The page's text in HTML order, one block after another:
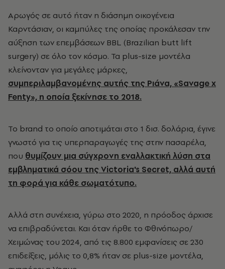
Αρωγός σε αυτό ήταν η διάσημη οικογένεια
Καρντάσιαν, οι καμπύλες της οποίας προκάλεσαν την
αύξηση των επεμβάσεων BBL (Brazilian butt lift
surgery) σε όλο τον κόσμο. Τα plus-size μοντέλα
κλείνονταν για μεγάλες μάρκες,
συμπεριλαμβανομένης αυτής της Ριάνα, «Savage x
Fenty», η οποία ξεκίνησε το 2018.
Το brand το οποίο αποτιμάται στο 1 δισ. δολάρια, έγινε
γνωστό για τις υπερπαραγωγές της στην πασαρέλα,
που θυμίζουν μια σύγχρονη εναλλακτική λύση στα
εμβληματικά σόου της Victoria's Secret, αλλά αυτή
τη φορά για κάθε σωματότυπο.
Αλλά στη συνέχεια, γύρω στο 2020, η πρόοδος άρχισε
να επιβραδύνεται. Και όταν ήρθε το Φθινόπωρο/
Χειμώνας του 2024, από τις 8.800 εμφανίσεις σε 230
επιδείξεις, μόλις το 0,8% ήταν σε plus-size μοντέλα,